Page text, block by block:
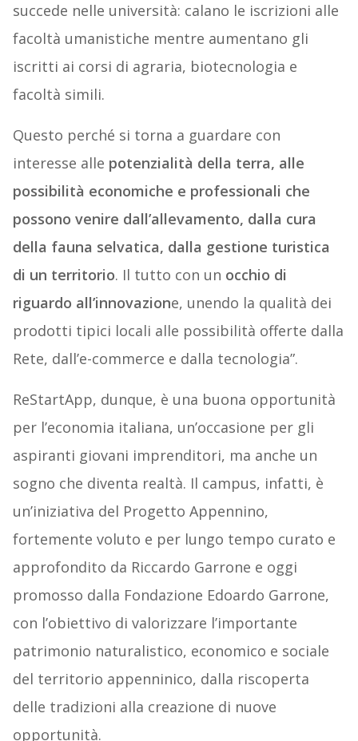
succede nelle università: calano le iscrizioni alle
facoltà umanistiche mentre aumentano gli
iscritti ai corsi di agraria, biotecnologia e
facoltà simili.
Questo perché si torna a guardare con
interesse alle potenzialità della terra, alle
possibilità economiche e professionali che
possono venire dall’allevamento, dalla cura
della fauna selvatica, dalla gestione turistica
di un territorio. Il tutto con un occhio di
riguardo all’innovazione, unendo la qualità dei
prodotti tipici locali alle possibilità offerte dalla
Rete, dall’e-commerce e dalla tecnologia”.
ReStartApp, dunque, è una buona opportunità
per l’economia italiana, un’occasione per gli
aspiranti giovani imprenditori, ma anche un
sogno che diventa realtà. Il campus, infatti, è
un’iniziativa del Progetto Appennino,
fortemente voluto e per lungo tempo curato e
approfondito da Riccardo Garrone e oggi
promosso dalla Fondazione Edoardo Garrone,
con l’obiettivo di valorizzare l’importante
patrimonio naturalistico, economico e sociale
del territorio appenninico, dalla riscoperta
delle tradizioni alla creazione di nuove
opportunità.